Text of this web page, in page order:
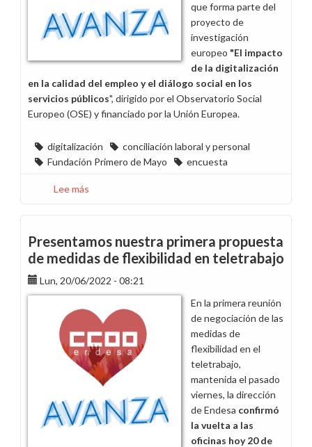
que forma parte del
proyecto de
investigación
europeo "El impacto
de la digitalización
en la calidad del empleo y el diálogo social en los
servicios públicos", dirigido por el Observatorio Social
Europeo (OSE) y financiado por la Unión Europea.
digitalización
conciliación laboral y personal
Fundación Primero de Mayo
encuesta
Lee más
encuesta
de
la
Fundación
1º
Mayo
sobre
impacto
la
digitalización
Presentamos nuestra primera propuesta
de medidas de flexibilidad en teletrabajo
Lun, 20/06/2022 - 08:21
En la primera reunión
de negociación de las
medidas de
flexibilidad en el
teletrabajo,
mantenida el pasado
viernes, la dirección
de Endesa confirmó
la vuelta a las
oficinas hoy 20 de